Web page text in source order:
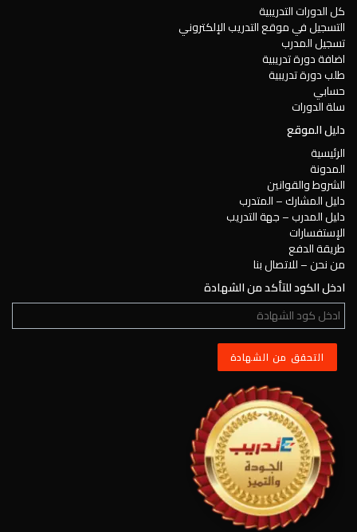
كل الدورات التدريبية
التسجيل في موقع التدريب الإلكتروني
تسجيل المدرب
اضافة دورة تدريبية
طلب دورة تدريبية
حسابي
سلة الدورات
دليل الموقع
الرئيسية
المدونة
الشروط والقوانين
دليل المشارك – المتدرب
دليل المدرب – جهة التدريب
الإستفسارات
طريقة الدفع
من نحن – للاتصال بنا
ادخل الكود للتأكد من الشهادة